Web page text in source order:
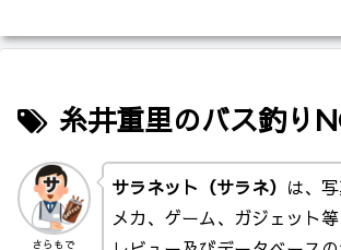
糸井重里のバス釣り
さらもで
サラネット（サラネ） は、
メカ、ゲーム、ガジェット等